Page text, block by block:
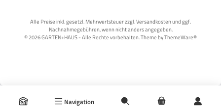
Navigation
Alle Preise inkl. gesetzl. Mehrwertsteuer zzgl. Versandkosten und ggf.
Nachnahmegebühren, wenn nicht anders angegeben.
© 2026 GARTEN+HAUS - Alle Rechte vorbehalten. Theme byThemeWare®